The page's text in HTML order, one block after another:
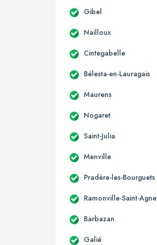
Gibel
Nailloux
Cintegabelle
Bélesta-en-Lauragais
Maurens
Nogaret
Saint-Julia
Menville
Pradère-les-Bourguets
Ramonville-Saint-Agne
Barbazan
Galié